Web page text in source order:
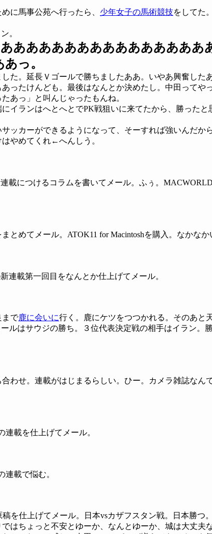
に馬事公苑へ行ったら、 少年女子の馬術競技をしてた
。
ああああああああああああああ
っ。
た。延長Ｖゴールで勝ちましたああ。いやあ興奮した
ったけんども。最後はなんとか決めたし。中田って
あっ」と叫んじゃったもんね。
イランはへとへとでPK戦狙いに来てたから、勝った
ッカーができるようになって、そーすれば強いんだか
やめてくれ←へんしう。
載につけるコラムを書いてメール。ふぅ。
とめてメール。ATOK11 for Macintoshを購入。なかなか
連載第一回目をなんとか仕上げてメール。
で鹿に会いに行く。鹿にケツをつつかれる。そのあと
ルはサウジの勝ち。３位代表決定戦の相手はイラン
わせ。連載がはじまるらしい。ひー。カメラ雑誌なん
載を仕上げてメール。
載で悩む。
を仕上げてメール。日本vsカザフスタン戦。日本勝つ
はちょっと不安とゆーか、なんとゆーか、城は大丈